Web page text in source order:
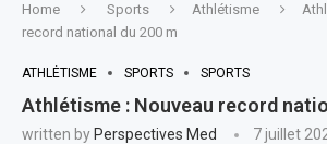
Home Sports Athlétisme
record national du 200 m
ATHLÉTISME SPORTS SPORTS
Athlétisme : Nouveau record
written by Perspectives Med 7 juillet